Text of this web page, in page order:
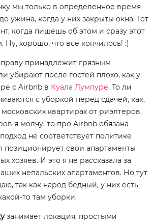
мы только в определенное время
ужина, когда у них закрыты окна. Тот
когда пишешь об этом и сразу этот
Ну, хорошо, что все кончилось! :)
принадлежит грязным
убирают после гостей плохо, как у
с Airbnb в Куала Лумпуре. То ли
с уборкой перед сдачей, как,
квартирах от риэлтеров.
я молчу, то про Airbnb обязана
не соответствует политике
позиционирует свои апартаменты
хозяев. И это я не рассказала за
непальских апартаментов. Но тут
так как народ бедный, у них есть
то там уборки.
занимает локация, простыми